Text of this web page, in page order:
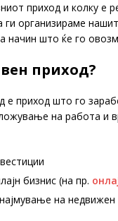
приход и колку е
ги организираме
начин што ќе го
приход?
е приход што го
на работа и
бизнис (на пр.
на